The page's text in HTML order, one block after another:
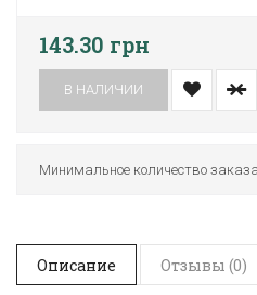
143.30 грн
В НАЛИЧИИ
Минимальное количество
Описание Отзывы (0)